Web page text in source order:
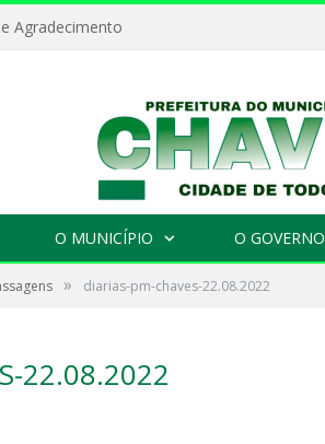
Agradecimento
O MUNICÍPIO O GOVERNO
» diarias-pm-chaves-22.08.2022
22.08.2022